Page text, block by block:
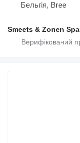
Бельгія, Bree
Smeets & Zonen